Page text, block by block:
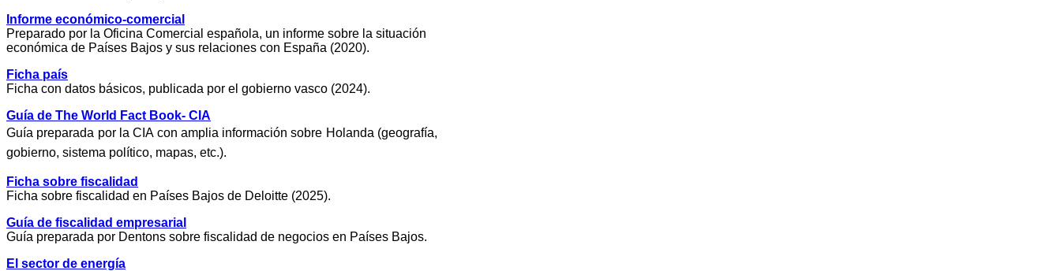
Informe económico-comercial
Preparado por la Oficina Comercial española, un informe sobre la situación
económica de Países Bajos y sus relaciones con España (2020).
Ficha país
Ficha con datos básicos, publicada por el gobierno vasco (2024).
Guía de The World Fact Book- CIA
Guía preparada por la CIA con amplia información sobre Holanda (geografía,
gobierno, sistema político, mapas, etc.).
Ficha sobre fiscalidad
Ficha sobre fiscalidad en Países Bajos de Deloitte (2025).
Guía de fiscalidad empresarial
Guía preparada por Dentons sobre fiscalidad de negocios en Países Bajos.
El sector de energía